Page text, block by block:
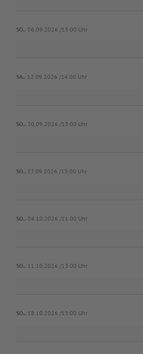
SO.. 06.09.2026 /13:00 Uhr
SA.. 12.09.2026 /14:00 Uhr
SO.. 20.09.2026 /13:00 Uhr
SO.. 27.09.2026 /13:00 Uhr
SO.. 04.10.2026 /11:00 Uhr
SO.. 11.10.2026 /13:00 Uhr
SO.. 18.10.2026 /13:00 Uhr